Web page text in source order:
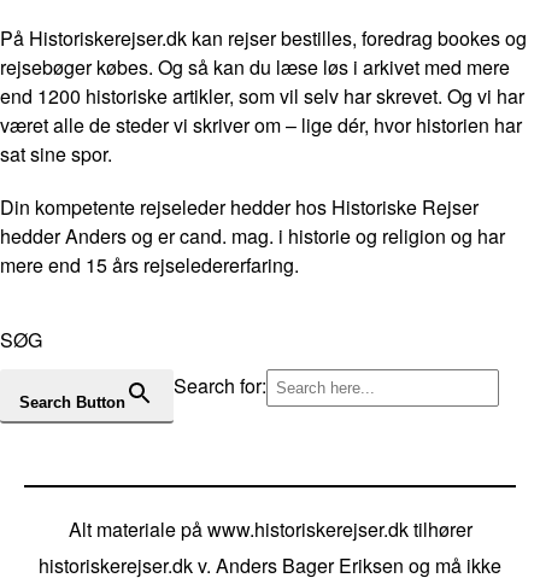
På Historiskerejser.dk kan rejser bestilles, foredrag bookes og
rejsebøger købes. Og så kan du læse løs i arkivet med mere
end 1200 historiske artikler, som vil selv har skrevet. Og vi har
været alle de steder vi skriver om – lige dér, hvor historien har
sat sine spor.
Din kompetente rejseleder hedder hos Historiske Rejser
hedder Anders og er cand. mag. i historie og religion og har
mere end 15 års rejseledererfaring.
SØG
Search for:
Search Button
Alt materiale på www.historiskerejser.dk tilhører
historiskerejser.dk v. Anders Bager Eriksen og må ikke